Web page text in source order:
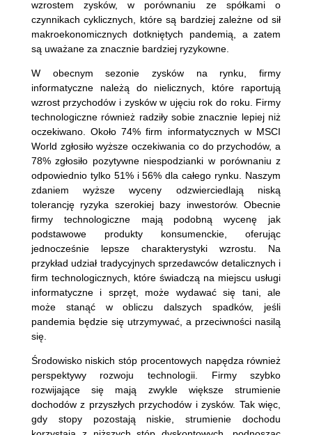
wzrostem zysków, w porównaniu ze spółkami o
czynnikach cyklicznych, które są bardziej zależne od sił
makroekonomicznych dotkniętych pandemią, a zatem
są uważane za znacznie bardziej ryzykowne.
W obecnym sezonie zysków na rynku, firmy
informatyczne należą do nielicznych, które raportują
wzrost przychodów i zysków w ujęciu rok do roku. Firmy
technologiczne również radziły sobie znacznie lepiej niż
oczekiwano. Około 74% firm informatycznych w MSCI
World zgłosiło wyższe oczekiwania co do przychodów, a
78% zgłosiło pozytywne niespodzianki w porównaniu z
odpowiednio tylko 51% i 56% dla całego rynku. Naszym
zdaniem wyższe wyceny odzwierciedlają niską
tolerancję ryzyka szerokiej bazy inwestorów. Obecnie
firmy technologiczne mają podobną wycenę jak
podstawowe produkty konsumenckie, oferując
jednocześnie lepsze charakterystyki wzrostu. Na
przykład udział tradycyjnych sprzedawców detalicznych i
firm technologicznych, które świadczą na miejscu usługi
informatyczne i sprzęt, może wydawać się tani, ale
może stanąć w obliczu dalszych spadków, jeśli
pandemia będzie się utrzymywać, a przeciwności nasilą
się.
Środowisko niskich stóp procentowych napędza również
perspektywy rozwoju technologii. Firmy szybko
rozwijające się mają zwykle większe strumienie
dochodów z przyszłych przychodów i zysków. Tak więc,
gdy stopy pozostają niskie, strumienie dochodu